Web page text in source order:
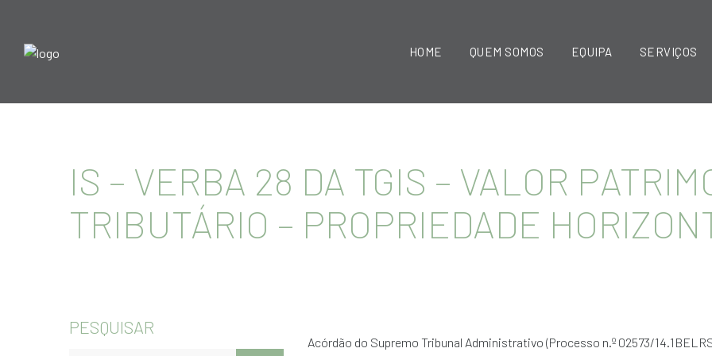
HOME QUEM SOMOS EQUIPA SERVIÇOS
IS – VERBA 28 DA TGIS – VALOR
TRIBUTÁRIO – PROPRIEDADE
Acórdão do Supremo Tribunal Administrativo (Processo n.º 02573/
PESQUISAR